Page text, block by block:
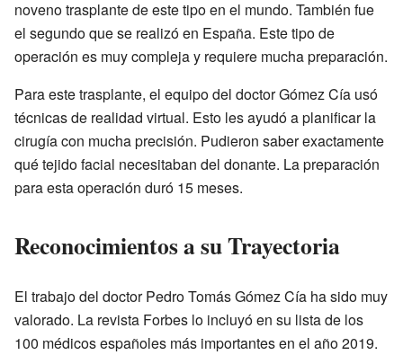
noveno trasplante de este tipo en el mundo. También fue
el segundo que se realizó en España. Este tipo de
operación es muy compleja y requiere mucha preparación.
Para este trasplante, el equipo del doctor Gómez Cía usó
técnicas de realidad virtual. Esto les ayudó a planificar la
cirugía con mucha precisión. Pudieron saber exactamente
qué tejido facial necesitaban del donante. La preparación
para esta operación duró 15 meses.
Reconocimientos a su Trayectoria
El trabajo del doctor Pedro Tomás Gómez Cía ha sido muy
valorado. La revista Forbes lo incluyó en su lista de los
100 médicos españoles más importantes en el año 2019.